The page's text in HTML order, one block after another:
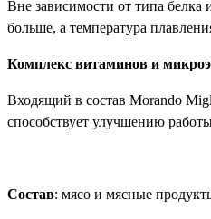
Вне зависимости от типа белка
больше, а температура
Комплекс витаминов и
Входящий в состав Morando
способствует улучшению
Состав: мясо и мясные